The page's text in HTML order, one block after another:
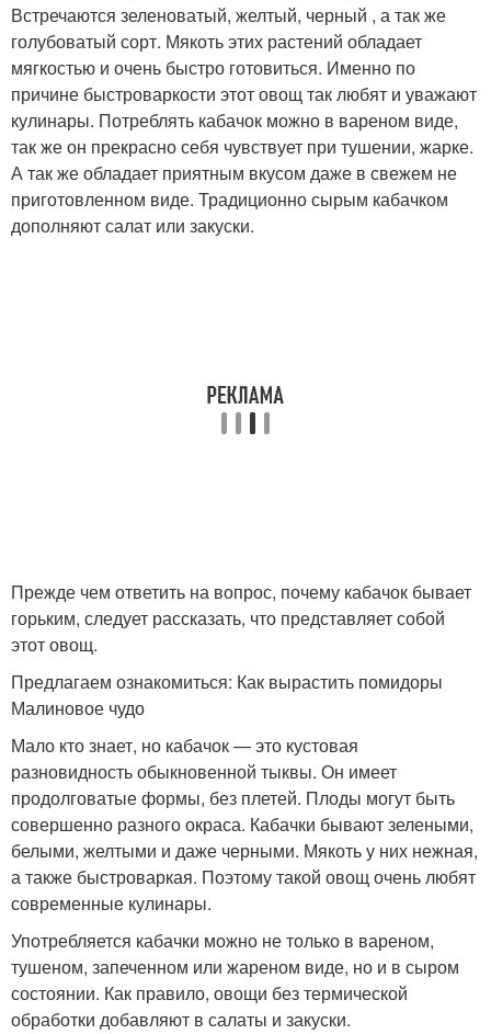
Встречаются зеленоватый, желтый, черный , а так же
голубоватый сорт. Мякоть этих растений обладает
мягкостью и очень быстро готовиться. Именно по
причине быстроваркости этот овощ так любят и уважают
кулинары. Потреблять кабачок можно в вареном виде,
так же он прекрасно себя чувствует при тушении, жарке.
А так же обладает приятным вкусом даже в свежем не
приготовленном виде. Традиционно сырым кабачком
дополняют салат или закуски.
Прежде чем ответить на вопрос, почему кабачок бывает
горьким, следует рассказать, что представляет собой
этот овощ.
Предлагаем ознакомиться: Как вырастить помидоры
Малиновое чудо
Мало кто знает, но кабачок — это кустовая
разновидность обыкновенной тыквы. Он имеет
продолговатые формы, без плетей. Плоды могут быть
совершенно разного окраса. Кабачки бывают зелеными,
белыми, желтыми и даже черными. Мякоть у них нежная,
а также быстроваркая. Поэтому такой овощ очень любят
современные кулинары.
Употребляется кабачки можно не только в вареном,
тушеном, запеченном или жареном виде, но и в сыром
состоянии. Как правило, овощи без термической
обработки добавляют в салаты и закуски.